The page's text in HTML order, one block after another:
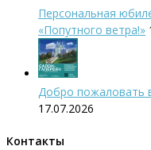
Персональная
«Попутного ветра!»
Добро пожаловать
17.07.2026
Контакты